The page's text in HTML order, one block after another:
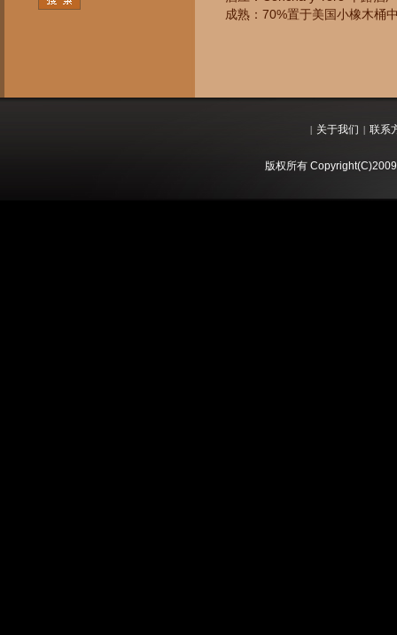
成熟：70%置于美国小橡木桶
| 关于我们 | 联系
版权所有